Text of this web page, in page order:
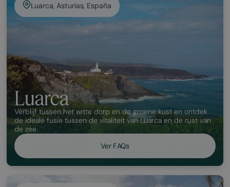
Luarca, Asturias, España
Luarca
Verblijf tussen het witte dorp en de groene kust en ontdek
de ideale fusie tussen de vitaliteit van Luarca en de rust van
de zee.
Ver FAQs